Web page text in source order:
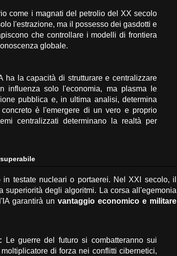
come i magnati del petrolio del XX secolo
l'estrazione, ma il possesso dei gasdotti e
che controllare i modelli di frontiera
globale.
ha la capacità di strutturare e centralizzare
influenza solo l'economia, ma plasma le
pubblica e, in ultima analisi, determina
è l'emergere di un vero e proprio
centralizzati determinano la realtà per
testate nucleari o portaerei. Nel XXI secolo, il
superiorità degli algoritmi. La corsa all'egemonia
garantirà un vantaggio economico e militare
Le guerre del futuro si combatteranno sui
di forza nei conflitti cibernetici,